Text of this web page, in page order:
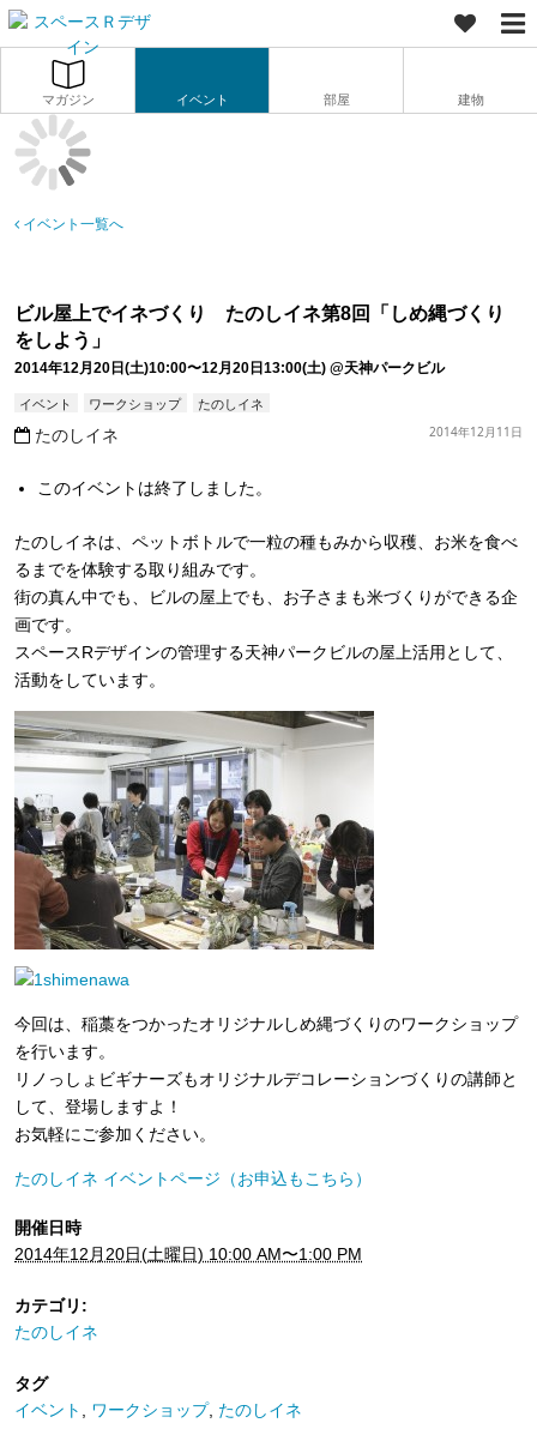
マガジン イベント 部屋 建物
イベント一覧へ
ビル屋上でイネづくり たのしイネ第8回「しめ縄づくり
をしよう」
2014年12月20日(土)10:00〜12月20日13:00(土) @天神パークビル
イベント ワークショップ たのしイネ
たのしイネ 2014年12月11日
このイベントは終了しました。
たのしイネは、ペットボトルで一粒の種もみから収穫、お米を食べ
るまでを体験する取り組みです。
街の真ん中でも
、ビルの屋上でも、お子さまも米づくりができる企
画です。
スペースRデザインの管理する天神パークビルの屋上活用として、
活動をしています。
今回は、稲藁をつかったオリジナルしめ縄づくりのワークショップ
を行います。
リノっしょビギナーズもオリジナルデコレーションづくりの講師と
して、登場しますよ！
お気軽にご参加ください。
たのしイネ イベントページ（お申込もこちら）
開催日時
2014年12月20日(土曜日) 10:00 AM〜1:00 PM
カテゴリ:
たのしイネ
タグ
イベント
ワークショップ, たのしイネ